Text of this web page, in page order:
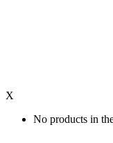
X
No products in